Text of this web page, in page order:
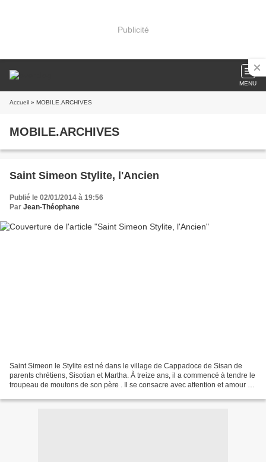
Publicité
MENU
Accueil » MOBILE.ARCHIVES
MOBILE.ARCHIVES
Saint Simeon Stylite, l'Ancien
Publié le 02/01/2014 à 19:56
Par Jean-Théophane
Saint Simeon le Stylite est né dans le village de Cappadoce de Sisan de
parents chrétiens, Sisotian et Martha. À treize ans, il a commencé à tendre le
troupeau de moutons de son père . Il se consacre avec attention et amour à